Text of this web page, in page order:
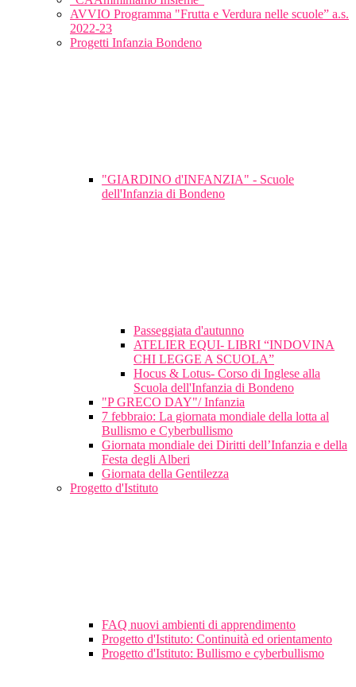
AVVIO Programma "Frutta e Verdura nelle scuole” a.s.
2022-23
Progetti Infanzia Bondeno
"GIARDINO d'INFANZIA" - Scuole
dell'Infanzia di Bondeno
Passeggiata d'autunno
ATELIER EQUI- LIBRI “INDOVINA
CHI LEGGE A SCUOLA”
Hocus & Lotus- Corso di Inglese alla
Scuola dell'Infanzia di Bondeno
"P GRECO DAY"/ Infanzia
7 febbraio: La giornata mondiale della lotta al
Bullismo e Cyberbullismo
Giornata mondiale dei Diritti dell’Infanzia e della
Festa degli Alberi
Giornata della Gentilezza
Progetto d'Istituto
FAQ nuovi ambienti di apprendimento
Progetto d'Istituto: Continuità ed orientamento
Progetto d'Istituto: Bullismo e cyberbullismo